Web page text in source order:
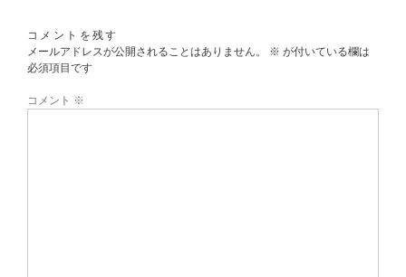
コメントを残す
メールアドレスが公開されることはありません。
※ が付いている欄は
必須項目です
コメント ※